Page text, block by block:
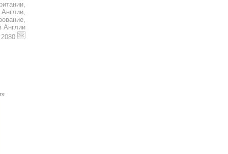
Англии,
Англии